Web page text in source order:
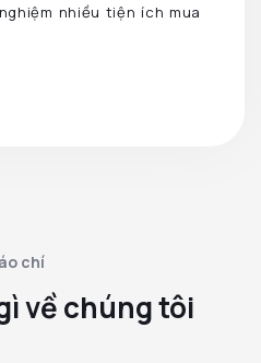
nhiều tiện ích mua
chí
về chúng tôi